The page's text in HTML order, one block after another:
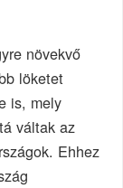
növekvő
löketet
is, mely
váltak az
Ehhez